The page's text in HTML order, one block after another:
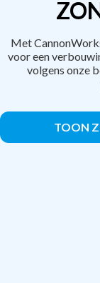
Met
voor een
volgens onze
TOON